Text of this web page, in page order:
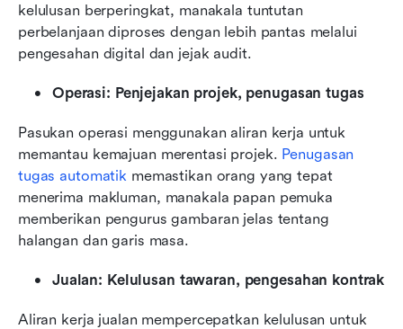
kelulusan berperingkat, manakala tuntutan
perbelanjaan diproses dengan lebih pantas melalui
pengesahan digital dan jejak audit.
Operasi: Penjejakan projek, penugasan tugas
Pasukan operasi menggunakan aliran kerja untuk
memantau kemajuan merentasi projek. Penugasan
tugas automatik memastikan orang yang tepat
menerima makluman, manakala papan pemuka
memberikan pengurus gambaran jelas tentang
halangan dan garis masa.
Jualan: Kelulusan tawaran, pengesahan kontrak
Aliran kerja jualan mempercepatkan kelulusan untuk